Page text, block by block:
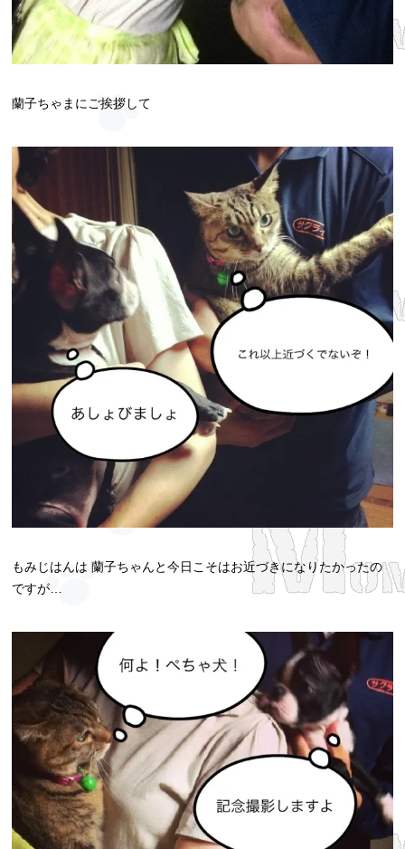
蘭子ちゃまにご挨拶して
もみじはんは 蘭子ちゃんと今日こそはお近づきになりたかったの
ですが…